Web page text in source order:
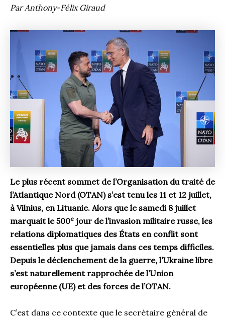
Par Anthony-Félix Giraud
Le plus récent sommet de l’Organisation du traité de
l’Atlantique Nord (OTAN) s’est tenu les 11 et 12 juillet,
à Vilnius, en Lituanie. Alors que le samedi 8 juillet
marquait le 500e jour de l’invasion militaire russe, les
relations diplomatiques des États en conflit sont
essentielles plus que jamais dans ces temps difficiles.
Depuis le déclenchement de la guerre, l’Ukraine libre
s’est naturellement rapprochée de l’Union
européenne (UE) et des forces de l’OTAN.
C’est dans ce contexte que le secrétaire général de